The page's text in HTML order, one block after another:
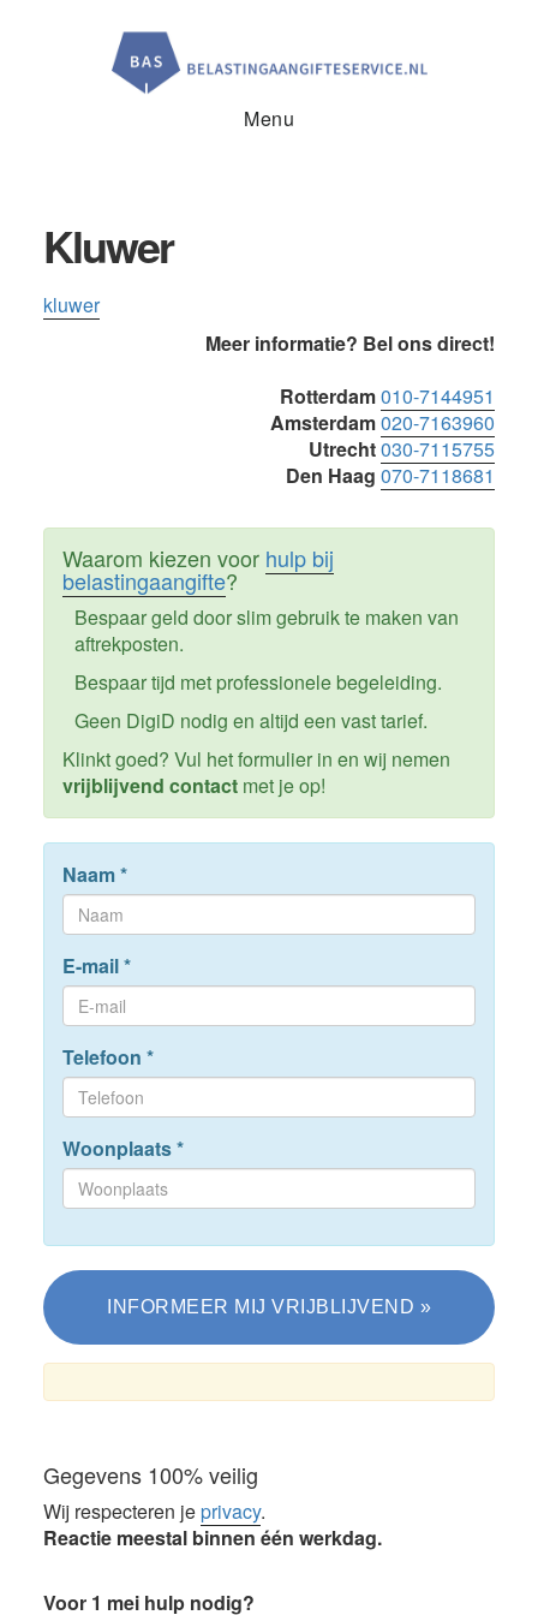
Menu
Kluwer
kluwer
Meer informatie? Bel ons direct!
Rotterdam010-7144951
Amsterdam020-7163960
Utrecht030-7115755
Den Haag 070-7118681
Waarom kiezen voor hulp bij
belastingaangifte?
Bespaar geld door slim gebruik te maken van
aftrekposten.
Bespaar tijd met professionele begeleiding.
Geen DigiD nodig en altijd een vast tarief.
Klinkt goed? Vul het formulier in en wij nemen
vrijblijvend contactmet je op!
Naam*
E-mail*
Telefoon *
Woonplaats*
Gegevens 100% veilig
Wij respecteren jeprivacy.
Reactie meestal binnen één werkdag.
Voor 1 mei hulp nodig?